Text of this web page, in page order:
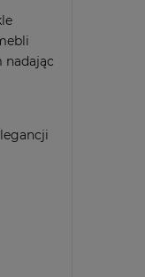
nadając